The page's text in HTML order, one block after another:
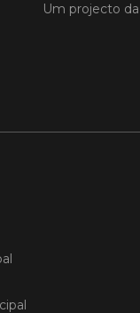
Um projecto da